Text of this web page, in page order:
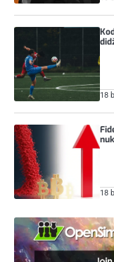
18
18